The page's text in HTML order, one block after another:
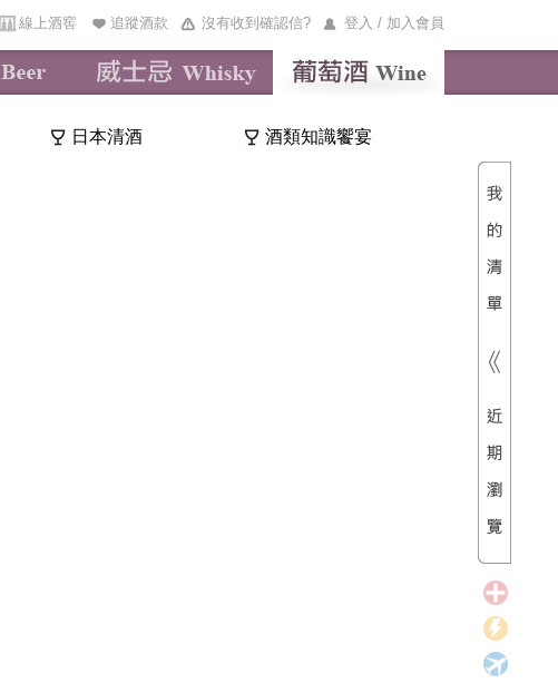
登入 / 加入會員
沒有收到確認信?
追蹤酒款
線上酒窖
日本清酒 酒類知識饗宴